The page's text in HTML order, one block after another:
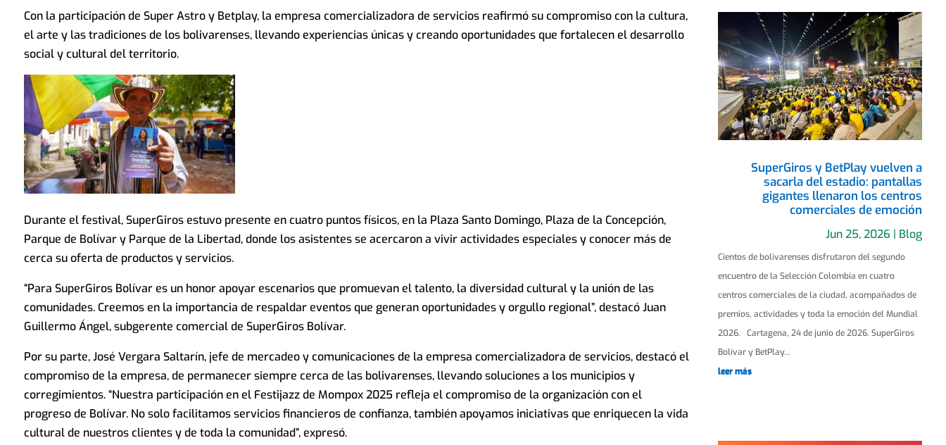
Con la participación de Super Astro y Betplay, la empresa comercializadora de servicios reafirmó su compromiso con la cultura,
el arte y las tradiciones de los bolivarenses, llevando experiencias únicas y creando oportunidades que fortalecen el desarrollo
social y cultural del territorio.
Durante el festival, SuperGiros estuvo presente en cuatro puntos físicos, en la Plaza Santo Domingo, Plaza de la Concepción,
Parque de Bolívar y Parque de la Libertad, donde los asistentes se acercaron a vivir actividades especiales y conocer más de
cerca su oferta de productos y servicios.
“Para SuperGiros Bolívar es un honor apoyar escenarios que promuevan el talento, la diversidad cultural y la unión de las
comunidades. Creemos en la importancia de respaldar eventos que generan oportunidades y orgullo regional”, destacó Juan
Guillermo Ángel, subgerente comercial de SuperGiros Bolívar.
Por su parte, José Vergara Saltarín, jefe de mercadeo y comunicaciones de la empresa comercializadora de servicios, destacó el
compromiso de la empresa, de permanecer siempre cerca de las bolivarenses, llevando soluciones a los municipios y
corregimientos. “Nuestra participación en el Festijazz de Mompox 2025 refleja el compromiso de la organización con el
progreso de Bolívar. No solo facilitamos servicios financieros de confianza, también apoyamos iniciativas que enriquecen la vida
cultural de nuestros clientes y de toda la comunidad”, expresó.
SuperGiros y BetPlay vuelven a
sacarla del estadio: pantallas
gigantes llenaron los centros
comerciales de emoción
Jun 25, 2026 | Blog
Cientos de bolivarenses disfrutaron del segundo
encuentro de la Selección Colombia en cuatro
centros comerciales de la ciudad, acompañados de
premios, actividades y toda la emoción del Mundial
2026. Cartagena, 24 de junio de 2026. SuperGiros
Bolívar y BetPlay...
leer más